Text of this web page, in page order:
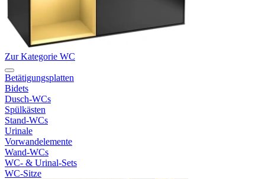
Zur Kategorie WC
Betätigungsplatten
Bidets
Dusch-WCs
Spülkästen
Stand-WCs
Urinale
Vorwandelemente
Wand-WCs
WC- & Urinal-Sets
WC-Sitze